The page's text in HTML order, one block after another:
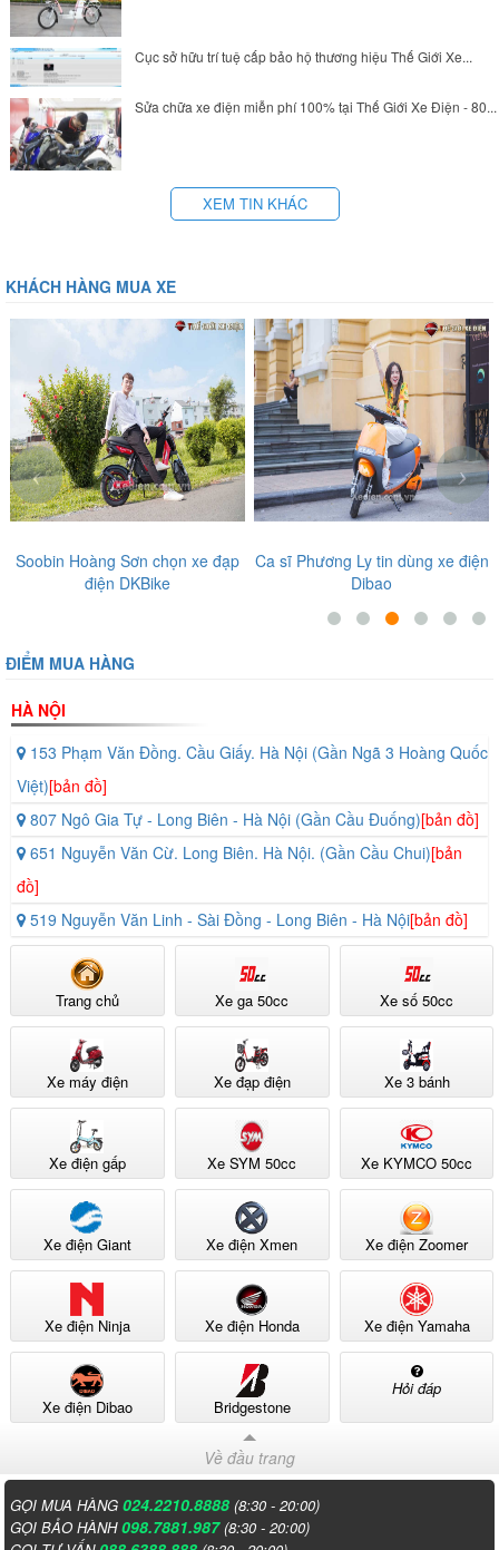
Cục sở hữu trí tuệ cấp bảo hộ thương hiệu Thế Giới Xe...
Sửa chữa xe điện miễn phí 100% tại Thế Giới Xe Điện - 80...
XEM TIN KHÁC
KHÁCH HÀNG MUA XE
Ca sĩ Phương Ly tin dùng xe điện
Dibao
Diễn viên, ca sĩ nổi tiếng tin
tưởng những sản phẩm tại Thế
‹ ›
ĐIỂM MUA HÀNG
HÀ NỘI
153 Phạm Văn Đồng. Cầu Giấy. Hà Nội (Gần Ngã 3 Hoàng Quốc
Việt)[bản đồ]
807 Ngô Gia Tự - Long Biên - Hà Nội (Gần Cầu Đuống)[bản đồ]
651 Nguyễn Văn Cừ. Long Biên. Hà Nội. (Gần Cầu Chui)[bản
đồ]
519 Nguyễn Văn Linh - Sài Đồng - Long Biên - Hà Nội[bản đồ]
Trang chủ Xe ga 50cc Xe số 50cc
Xe máy điện Xe đạp điện Xe 3 bánh
Xe điện gấp Xe SYM 50cc Xe KYMCO 50cc
Xe điện Giant Xe điện Xmen Xe điện Zoomer
Xe điện Ninja Xe điện Honda Xe điện Yamaha
Xe điện Dibao Bridgestone
Hỏi đáp
Về đầu trang
GỌI MUA HÀNG024.2210.8888 (8:30 - 20:00)
GỌI BẢO HÀNH098.7881.987 (8:30 - 20:00)